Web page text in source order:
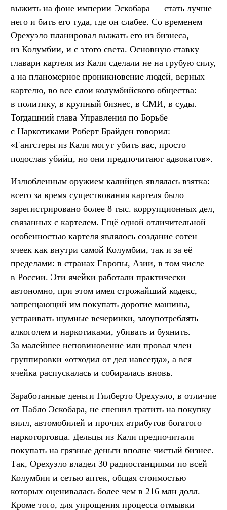
выжить на фоне империи Эскобара — стать лучше
него и бить его туда, где он слабее. Со временем
Орехуэло планировал выжать его из бизнеса,
из Колумбии, и с этого света. Основную ставку
главари картеля из Кали сделали не на грубую силу,
а на планомерное проникновение людей, верных
картелю, во все слои колумбийского общества:
в политику, в крупный бизнес, в СМИ, в суды.
Тогдашний глава Управления по Борьбе
с Наркотиками Роберт Брайден говорил:
«Гангстеры из Кали могут убить вас, просто
подослав убийц, но они предпочитают адвокатов».
Излюбленным оружием калийцев являлась взятка:
всего за время существования картеля было
зарегистрировано более 8 тыс. коррупционных дел,
связанных с картелем. Ещё одной отличительной
особенностью картеля являлось создание сотен
ячеек как внутри самой Колумбии, так и за её
пределами: в странах Европы, Азии, в том числе
в России. Эти ячейки работали практически
автономно, при этом имея строжайший кодекс,
запрещающий им покупать дорогие машины,
устраивать шумные вечеринки, злоупотреблять
алкоголем и наркотиками, убивать и буянить.
За малейшее неповиновение или провал член
группировки «отходил от дел навсегда», а вся
ячейка распускалась и собиралась вновь.
Заработанные деньги Гилберто Орехуэло, в отличие
от Пабло Эскобара, не спешил тратить на покупку
вилл, автомобилей и прочих атрибутов богатого
наркоторговца. Дельцы из Кали предпочитали
покупать на грязные деньги вполне чистый бизнес.
Так, Орехуэло владел 30 радиостанциями по всей
Колумбии и сетью аптек, общая стоимостью
которых оценивалась более чем в 216 млн долл.
Кроме того, для упрощения процесса отмывки